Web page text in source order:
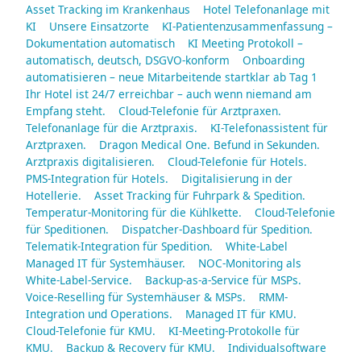
Asset Tracking im Krankenhaus
Hotel Telefonanlage mit
KI
Unsere Einsatzorte
KI-Patientenzusammenfassung –
Dokumentation automatisch
KI Meeting Protokoll –
automatisch, deutsch, DSGVO-konform
Onboarding
automatisieren – neue Mitarbeitende startklar ab Tag 1
Ihr Hotel ist 24/7 erreichbar – auch wenn niemand am
Empfang steht.
Cloud-Telefonie für Arztpraxen.
Telefonanlage für die Arztpraxis.
KI-Telefonassistent für
Arztpraxen.
Dragon Medical One. Befund in Sekunden.
Arztpraxis digitalisieren.
Cloud-Telefonie für Hotels.
PMS-Integration für Hotels.
Digitalisierung in der
Hotellerie.
Asset Tracking für Fuhrpark & Spedition.
Temperatur-Monitoring für die Kühlkette.
Cloud-Telefonie
für Speditionen.
Dispatcher-Dashboard für Spedition.
Telematik-Integration für Spedition.
White-Label
Managed IT für Systemhäuser.
NOC-Monitoring als
White-Label-Service.
Backup-as-a-Service für MSPs.
Voice-Reselling für Systemhäuser & MSPs.
RMM-
Integration und Operations.
Managed IT für KMU.
Cloud-Telefonie für KMU.
KI-Meeting-Protokolle für
KMU.
Backup & Recovery für KMU.
Individualsoftware